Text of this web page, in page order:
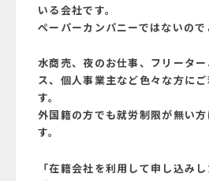
いる会社です。
ペーパーカンパニーではないので
水商売、夜のお仕事、フリータ
ス、個人事業主など色々な方に
す。
外国籍の方でも就労制限が無い
す。
「在籍会社を利用して申し込み